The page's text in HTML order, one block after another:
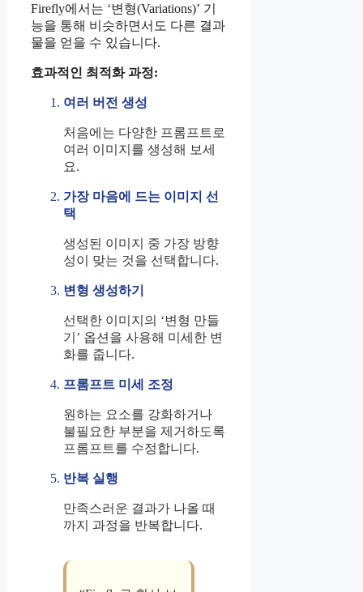
Firefly에서는 ‘변형(Variations)’ 기
능을 통해 비슷하면서도 다른 결과
물을 얻을 수 있습니다.
효과적인 최적화 과정:
여러 버전 생성
처음에는 다양한 프롬프트로
여러 이미지를 생성해 보세
요.
가장 마음에 드는 이미지 선
택
생성된 이미지 중 가장 방향
성이 맞는 것을 선택합니다.
변형 생성하기
선택한 이미지의 ‘변형 만들
기’ 옵션을 사용해 미세한 변
화를 줍니다.
프롬프트 미세 조정
원하는 요소를 강화하거나
불필요한 부분을 제거하도록
프롬프트를 수정합니다.
반복 실행
만족스러운 결과가 나올 때
까지 과정을 반복합니다.